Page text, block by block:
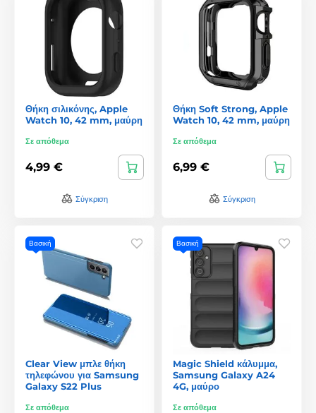
Θήκη σιλικόνης, Apple
Watch 10, 42 mm, μαύρη
Σε απόθεμα
4,99 €
Σύγκριση
Θήκη Soft Strong, Apple
Watch 10, 42 mm, μαύρη
Σε απόθεμα
6,99 €
Σύγκριση
Βασική
Clear View μπλε θήκη
τηλεφώνου για Samsung
Galaxy S22 Plus
Σε απόθεμα
Βασική
Magic Shield κάλυμμα,
Samsung Galaxy A24
4G, μαύρο
Σε απόθεμα